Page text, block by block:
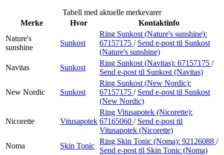
Praktisk informasjon
Ledige stillinger
Magasin
Min Shopping-app
Tabell med aktuelle merkevarer
Merke
Hvor
Kontaktinfo
Nature's
sunshine
Sunkost
Ring Sunkost (Nature's sunshine):
67157175 / Send e-post til Sunkost
(Nature's sunshine)
Navitas
Sunkost
Ring Sunkost (Navitas): 67157175 /
Send e-post til Sunkost (Navitas)
New Nordic Sunkost
Ring Sunkost (New Nordic):
67157175 / Send e-post til Sunkost
(New Nordic)
Nicorette Vitusapotek
Ring Vitusapotek (Nicorette):
67165060 / Send e-post til
Vitusapotek (Nicorette)
Noma
Skin Tonic
Ring Skin Tonic (Noma): 92126088 /
Send e-post til Skin Tonic (Noma)